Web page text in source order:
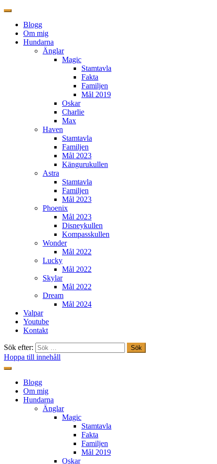
Blogg
Om mig
Hundarna
Änglar
Magic
Stamtavla
Fakta
Familjen
Mål 2019
Oskar
Charlie
Max
Haven
Stamtavla
Familjen
Mål 2023
Kängurukullen
Astra
Stamtavla
Familjen
Mål 2023
Phoenix
Mål 2023
Disneykullen
Kompasskullen
Wonder
Mål 2022
Lucky
Mål 2022
Skylar
Mål 2022
Dream
Mål 2024
Valpar
Youtube
Kontakt
Sök efter:
Hoppa till innehåll
Freestylehundar.se
Blogg
Om mig
Hundarna
Änglar
Magic
Stamtavla
Fakta
Familjen
Mål 2019
Oskar